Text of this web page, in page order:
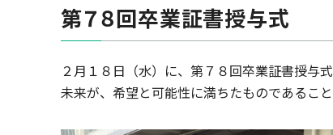
第７８回卒業証書授与式
２月１８日（水）に、第７８回卒業証書授与
未来が、希望と可能性に満ちたものであるこ